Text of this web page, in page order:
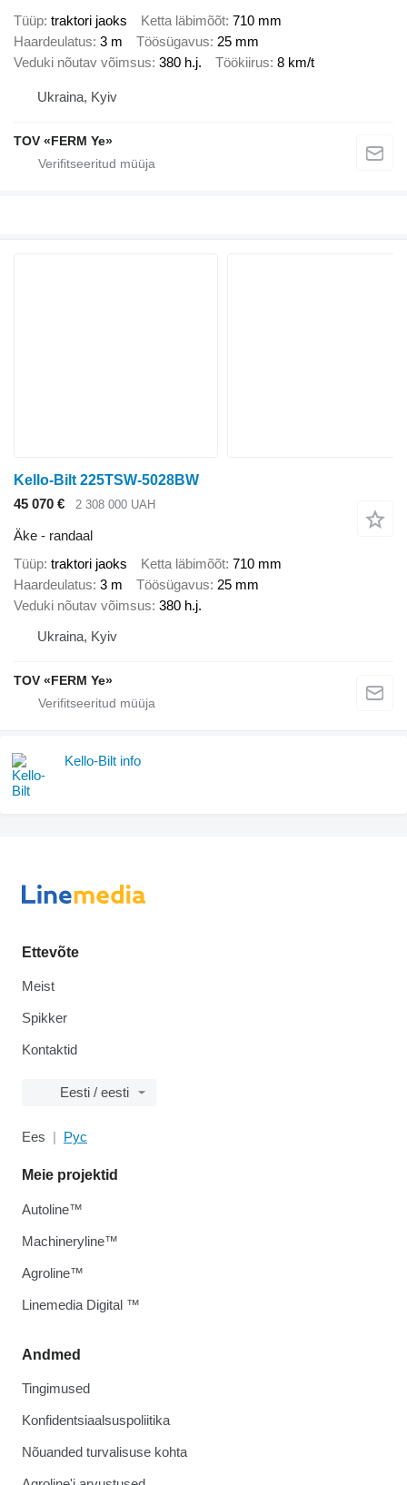
Tüüp traktori jaoks Ketta läbimõõt 710 mm
Haardeulatus 3 m Töösügavus 25 mm
Veduki nõutav võimsus 380 h.j. Töökiirus 8 km/t
Ukraina, Kyiv
TOV «FERM Ye»
Kello-Bilt 225TSW-5028BW
45 070 €
2 308 000 UAH
Äke - randaal
Tüüp traktori jaoks Ketta läbimõõt 710 mm
Haardeulatus 3 m Töösügavus 25 mm
Veduki nõutav võimsus 380 h.j.
Ukraina, Kyiv
TOV «FERM Ye»
Kello-Bilt info
Ettevõte
Meist
Spikker
Kontaktid
Eesti / eesti
Ees Рус
Andmed
Tingimused
Konfidentsiaalsuspoliitika
Nõuanded turvalisuse kohta
Meie projektid
Autoline™
Machineryline™
Agroline™
Linemedia Digital ™